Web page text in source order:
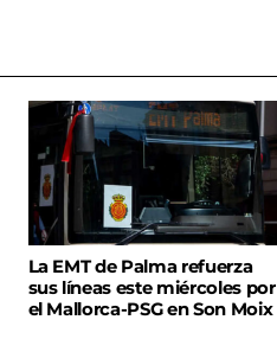
La EMT de Palma refuerza
sus líneas este miércoles por
el Mallorca-PSG en Son Moix